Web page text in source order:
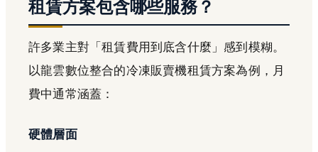
租賃方案包含哪些服務？
許多業主對「租賃費用到底含什麼」感到模糊。
以龍雲數位整合的冷凍販賣機租賃方案為例，月
費中通常涵蓋：
硬體層面